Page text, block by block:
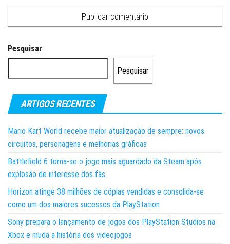
Pesquisar
Pesquisar
ARTIGOS RECENTES
Mario Kart World recebe maior atualização de sempre: novos
circuitos, personagens e melhorias gráficas
Battlefield 6 torna-se o jogo mais aguardado da Steam após
explosão de interesse dos fãs
Horizon atinge 38 milhões de cópias vendidas e consolida-se
como um dos maiores sucessos da PlayStation
Sony prepara o lançamento de jogos dos PlayStation Studios na
Xbox e muda a história dos videojogos